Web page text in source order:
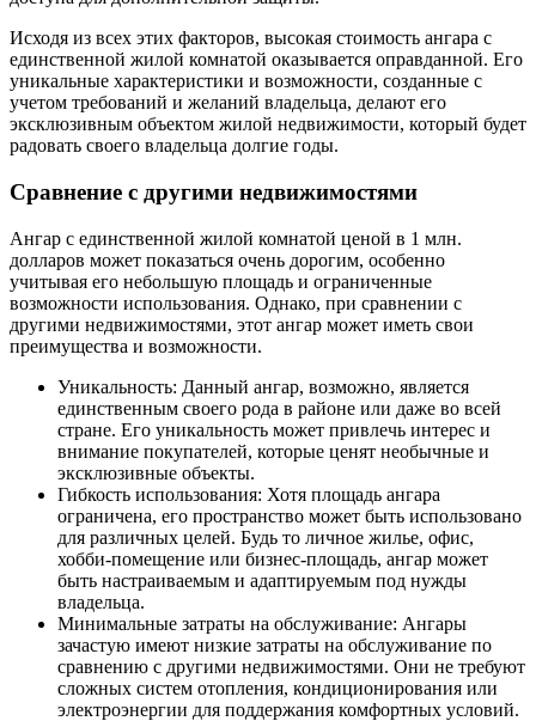
Исходя из всех этих факторов, высокая стоимость ангара с
единственной жилой комнатой оказывается оправданной. Его
уникальные характеристики и возможности, созданные с
учетом требований и желаний владельца, делают его
эксклюзивным объектом жилой недвижимости, который будет
радовать своего владельца долгие годы.
Сравнение с другими недвижимостями
Ангар с единственной жилой комнатой ценой в 1 млн.
долларов может показаться очень дорогим, особенно
учитывая его небольшую площадь и ограниченные
возможности использования. Однако, при сравнении с
другими недвижимостями, этот ангар может иметь свои
преимущества и возможности.
Уникальность: Данный ангар, возможно, является
единственным своего рода в районе или даже во всей
стране. Его уникальность может привлечь интерес и
внимание покупателей, которые ценят необычные и
эксклюзивные объекты.
Гибкость использования: Хотя площадь ангара
ограничена, его пространство может быть использовано
для различных целей. Будь то личное жилье, офис,
хобби-помещение или бизнес-площадь, ангар может
быть настраиваемым и адаптируемым под нужды
владельца.
Минимальные затраты на обслуживание: Ангары
зачастую имеют низкие затраты на обслуживание по
сравнению с другими недвижимостями. Они не требуют
сложных систем отопления, кондиционирования или
электроэнергии для поддержания комфортных условий.